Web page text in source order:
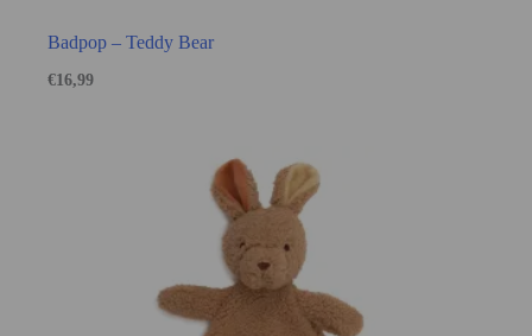
Badpop – Teddy Bear
€16,99